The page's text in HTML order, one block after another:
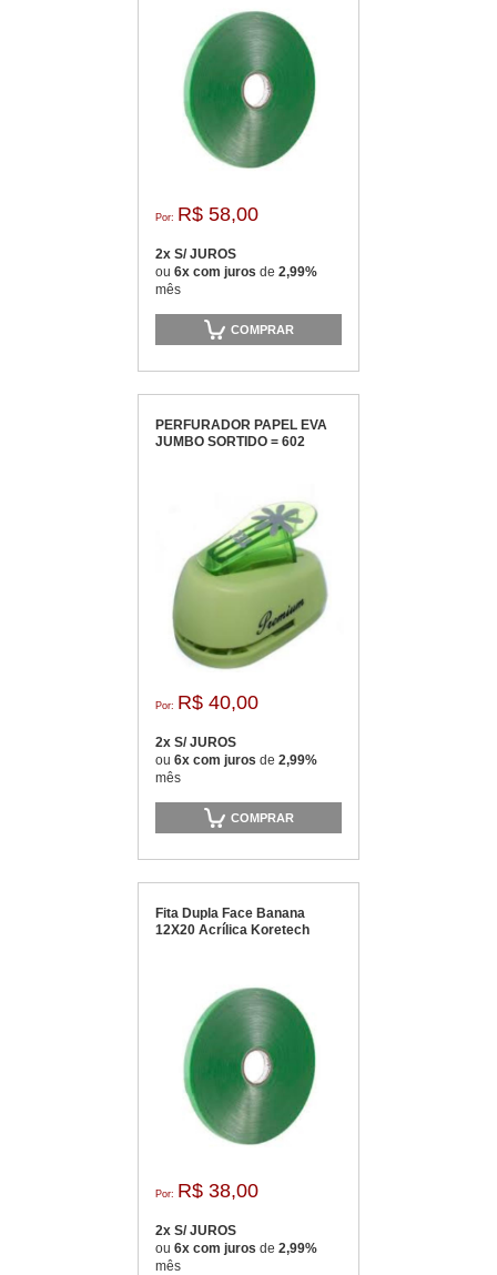
Por: R$ 58,00
2x S/ JUROS
ou 6x com juros de 2,99%
mês
COMPRAR
PERFURADOR PAPEL EVA
JUMBO SORTIDO = 602
Por: R$ 40,00
2x S/ JUROS
ou 6x com juros de 2,99%
mês
COMPRAR
Fita Dupla Face Banana
12X20 Acrílica Koretech
Por: R$ 38,00
2x S/ JUROS
ou 6x com juros de 2,99%
mês